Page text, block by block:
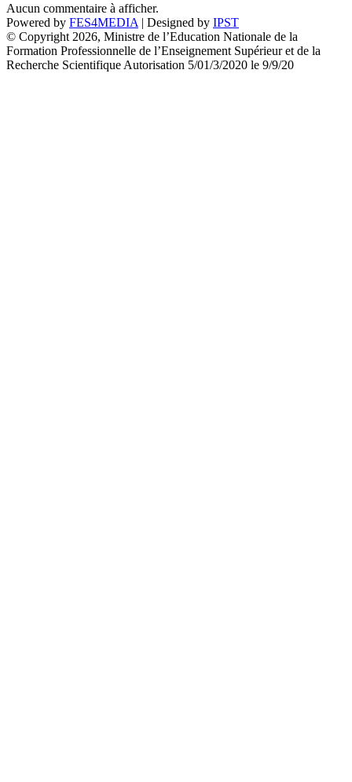
Aucun commentaire à afficher.
Powered by FES4MEDIA | Designed by IPST
© Copyright 2026, Ministre de l’Education Nationale de la
Formation Professionnelle de l’Enseignement Supérieur et de la
Recherche Scientifique Autorisation 5/01/3/2020 le 9/9/20